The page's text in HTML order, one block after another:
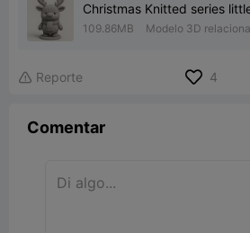
Christmas Knitted series
109.86MB Modelo 3D
 Reporte 4
Comentar